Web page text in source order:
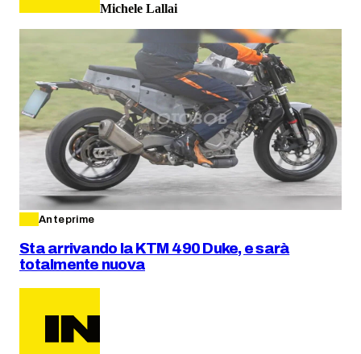
Michele Lallai
Anteprime
Sta arrivando la KTM 490 Duke, e sarà
totalmente nuova